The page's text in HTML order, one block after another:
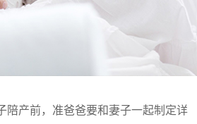
产前，准爸爸要和妻子一起制定详